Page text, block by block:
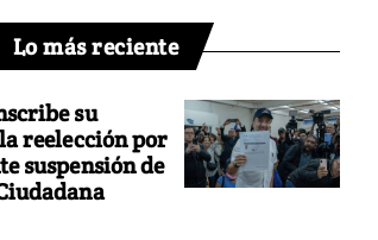
Lo más reciente
su
reelección por
suspensión de